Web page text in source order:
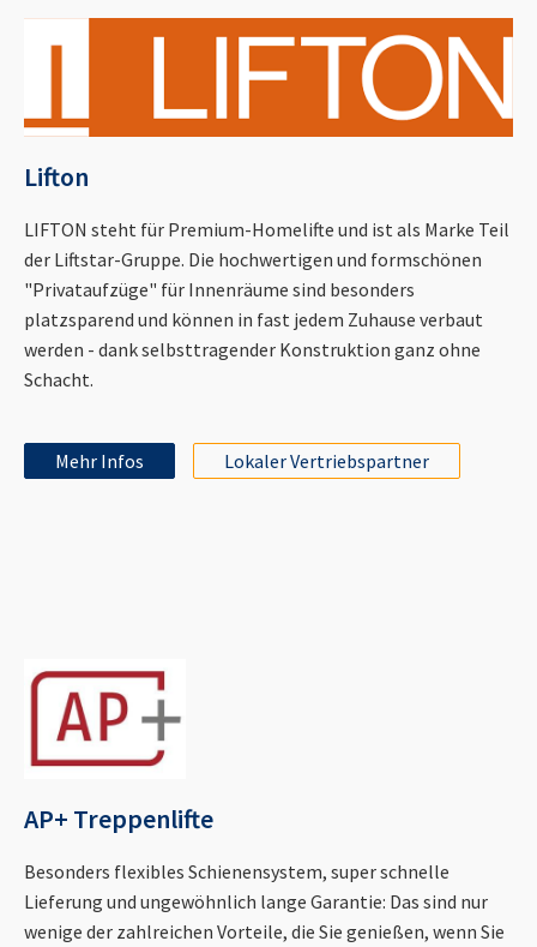
Lifton
LIFTON steht für Premium-Homelifte und ist als Marke Teil
der Liftstar-Gruppe. Die hochwertigen und formschönen
"Privataufzüge" für Innenräume sind besonders
platzsparend und können in fast jedem Zuhause verbaut
werden - dank selbsttragender Konstruktion ganz ohne
Schacht.
Mehr Infos Lokaler Vertriebspartner
AP+ Treppenlifte
Besonders flexibles Schienensystem, super schnelle
Lieferung und ungewöhnlich lange Garantie: Das sind nur
wenige der zahlreichen Vorteile, die Sie genießen, wenn Sie